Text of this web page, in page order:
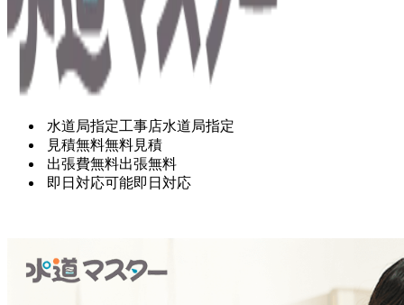
水道局指定工事店水道局指定
見積無料無料見積
出張費無料出張無料
即日対応可能即日対応